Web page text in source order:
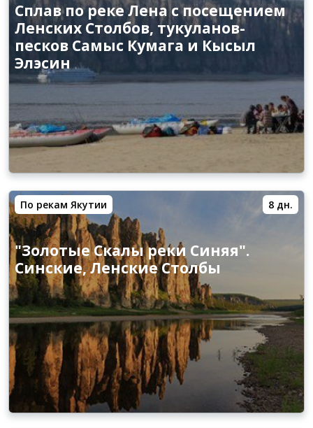
Сплав по реке Лена с посещением
Ленских Столбов, тукуланов-
песков Самыс Кумага и Кысыл
Элэсин
По рекам Якутии 8 дн.
"Золотые Скалы реки Синяя".
Синские, Ленские Столбы